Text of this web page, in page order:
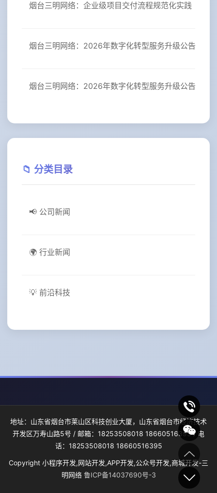
烟台三明网络：企业级项目交付流程规范化实践
烟台三明网络：2026年数字化转型服务升级公告
烟台三明网络：2026年数字化转型服务升级公告
📁 分类目录
📢 公司新闻
🌍 行业新闻
💡 前沿科技
地址：山东省烟台市莱山区科技创业大厦，山东省烟台市经济技术
开发区万寿山路5号 / 邮箱：18253508018 18660516395 / 电
话：18253508018 18660516395
Copyright 小程序开发,网站开发,APP开发,公众号开发,商城开发-三
明网络 鲁ICP备14037690号-3